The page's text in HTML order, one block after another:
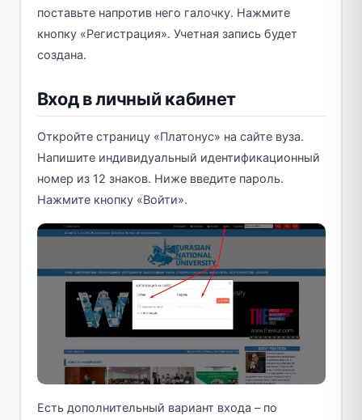
поставьте напротив него галочку. Нажмите
кнопку «Регистрация». Учетная запись будет
создана.
Вход в личный кабинет
Откройте страницу «Платонус» на сайте вуза.
Напишите индивидуальный идентификационный
номер из 12 знаков. Ниже введите пароль.
Нажмите кнопку «Войти».
Есть дополнительный вариант входа – по